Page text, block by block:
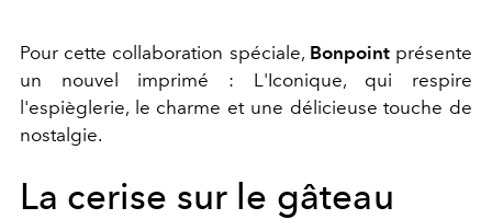
Pour cette collaboration spéciale, Bonpointprésente
un nouvel imprimé : L'Iconique, qui respire
l'espièglerie, le charme et une délicieuse touche de
nostalgie.
La cerise sur le gâteau